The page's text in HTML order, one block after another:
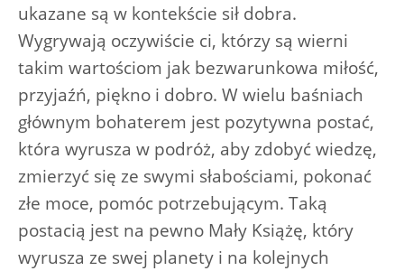
ukazane są w kontekście sił dobra.
Wygrywają oczywiście ci, którzy są wierni
takim wartościom jak bezwarunkowa miłość,
przyjaźń, piękno i dobro. W wielu baśniach
głównym bohaterem jest pozytywna postać,
która wyrusza w podróż, aby zdobyć wiedzę,
zmierzyć się ze swymi słabościami, pokonać
złe moce, pomóc potrzebującym. Taką
postacią jest na pewno Mały Książę, który
wyrusza ze swej planety i na kolejnych